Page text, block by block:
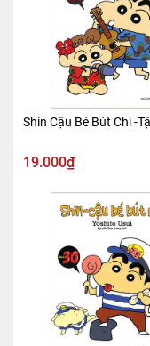
Shin Cậu Bé Bút Chì -
19.000₫